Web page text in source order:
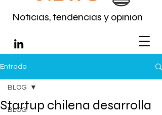
Noticias, tendencias y opinión
Entrada
BLOG
BLOG
Startup chilena desarrolla